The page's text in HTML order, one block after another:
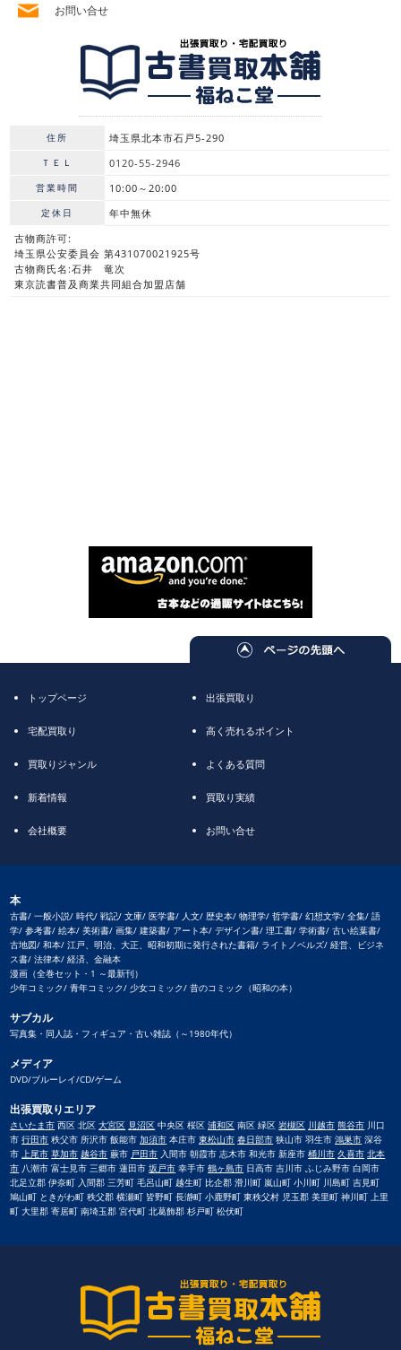
お問い合せ
住所 埼玉県北本市石戸5-290
ＴＥＬ 0120-55-2946
営業時間 10:00～20:00
定休日
年中無休
古物商許可:
埼玉県公安委員会 第431070021925号
古物商氏名:石井 竜次
東京読書普及商業共同組合加盟店舗
トップページ 出張買取り
宅配買取り 高く売れるポイント
買取りジャンル よくある質問
新着情報 買取り実績
会社概要 お問い合せ
本
古書/ 一般小説/ 時代/ 戦記/ 文庫/ 医学書/ 人文/ 歴史本/ 物理学/ 哲学書/ 幻想文学/ 全集/ 語
学/ 参考書/ 絵本/ 美術書/ 画集/ 建築書/ アート本/ デザイン書/ 理工書/ 学術書/ 古い絵葉書/
古地図/ 和本/ 江戸、明治、大正、昭和初期に発行された書籍/ ライトノベルズ/ 経営、ビジネ
ス書/ 法律本/ 経済、金融本
漫画（全巻セット・1 ～最新刊）
少年コミック/ 青年コミック/ 少女コミック/ 昔のコミック（昭和の本）
サブカル
写真集・同人誌・フィギュア・古い雑誌（～1980年代）
メディア
DVD/ブルーレイ/CD/ゲーム
出張買取りエリア
さいたま市 西区 北区大宮区 見沼区 中央区 桜区浦和区 南区 緑区岩槻区 川越市 熊谷市 川口
市行田市 秩父市 所沢市 飯能市加須市 本庄市東松山市 春日部市 狭山市 羽生市鴻巣市 深谷
市上尾市 草加市 越谷市 蕨市 戸田市 入間市 朝霞市 志木市 和光市 新座市桶川市 久喜市 北本
市 八潮市 富士見市 三郷市 蓮田市坂戸市 幸手市鶴ヶ島市 日高市 吉川市 ふじみ野市 白岡市
北足立郡 伊奈町 入間郡 三芳町 毛呂山町 越生町 比企郡 滑川町 嵐山町 小川町 川島町 吉見町
鳩山町 ときがわ町 秩父郡 横瀬町 皆野町 長瀞町 小鹿野町 東秩父村 児玉郡 美里町 神川町 上里
町 大里郡 寄居町 南埼玉郡 宮代町 北葛飾郡 杉戸町 松伏町